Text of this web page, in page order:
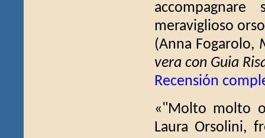
meraviglioso
(Anna Fogarolo,
vera con Guia
Recensión
«"Molto molto
Laura Orsolini,